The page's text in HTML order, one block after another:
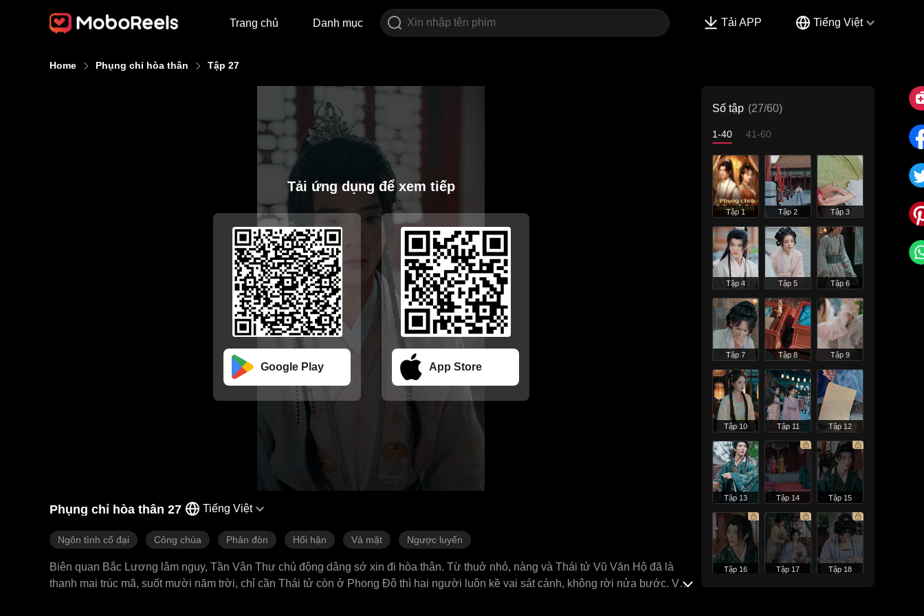
Trang chủ Danh mục Tải APP Tiếng Việt
Home Phụng chỉ hòa thân Tập 27
Tải ứng dụng để xem tiếp
Google Play App Store
Phụng chỉ hòa thân 27 Tiếng Việt
Ngôn tình cổ đại Công chúa Phản đòn Hối hận Vả mặt Ngược luyến
Biên quan Bắc Lương lâm nguy, Tần Vân Thư chủ động dâng sớ xin đi hòa thân. Từ thuở nhỏ, nàng và Thái tử Vũ Văn Hộ đã là
thanh mai trúc mã, suốt mười năm trời, chỉ cần Thái tử còn ở Phong Đô thì hai người luôn kề vai sát cánh, không rời nửa bước. Vậy
Số tập (27/60)
1-40 41-60
Tập 1 Tập 2 Tập 3
Tập 4 Tập 5 Tập 6
Tập 7 Tập 8 Tập 9
Tập 10 Tập 11 Tập 12
Tập 13 Tập 14 Tập 15
Tập 16 Tập 17 Tập 18